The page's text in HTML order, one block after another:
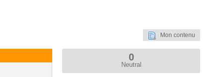
Mon contenu
0
Neutral